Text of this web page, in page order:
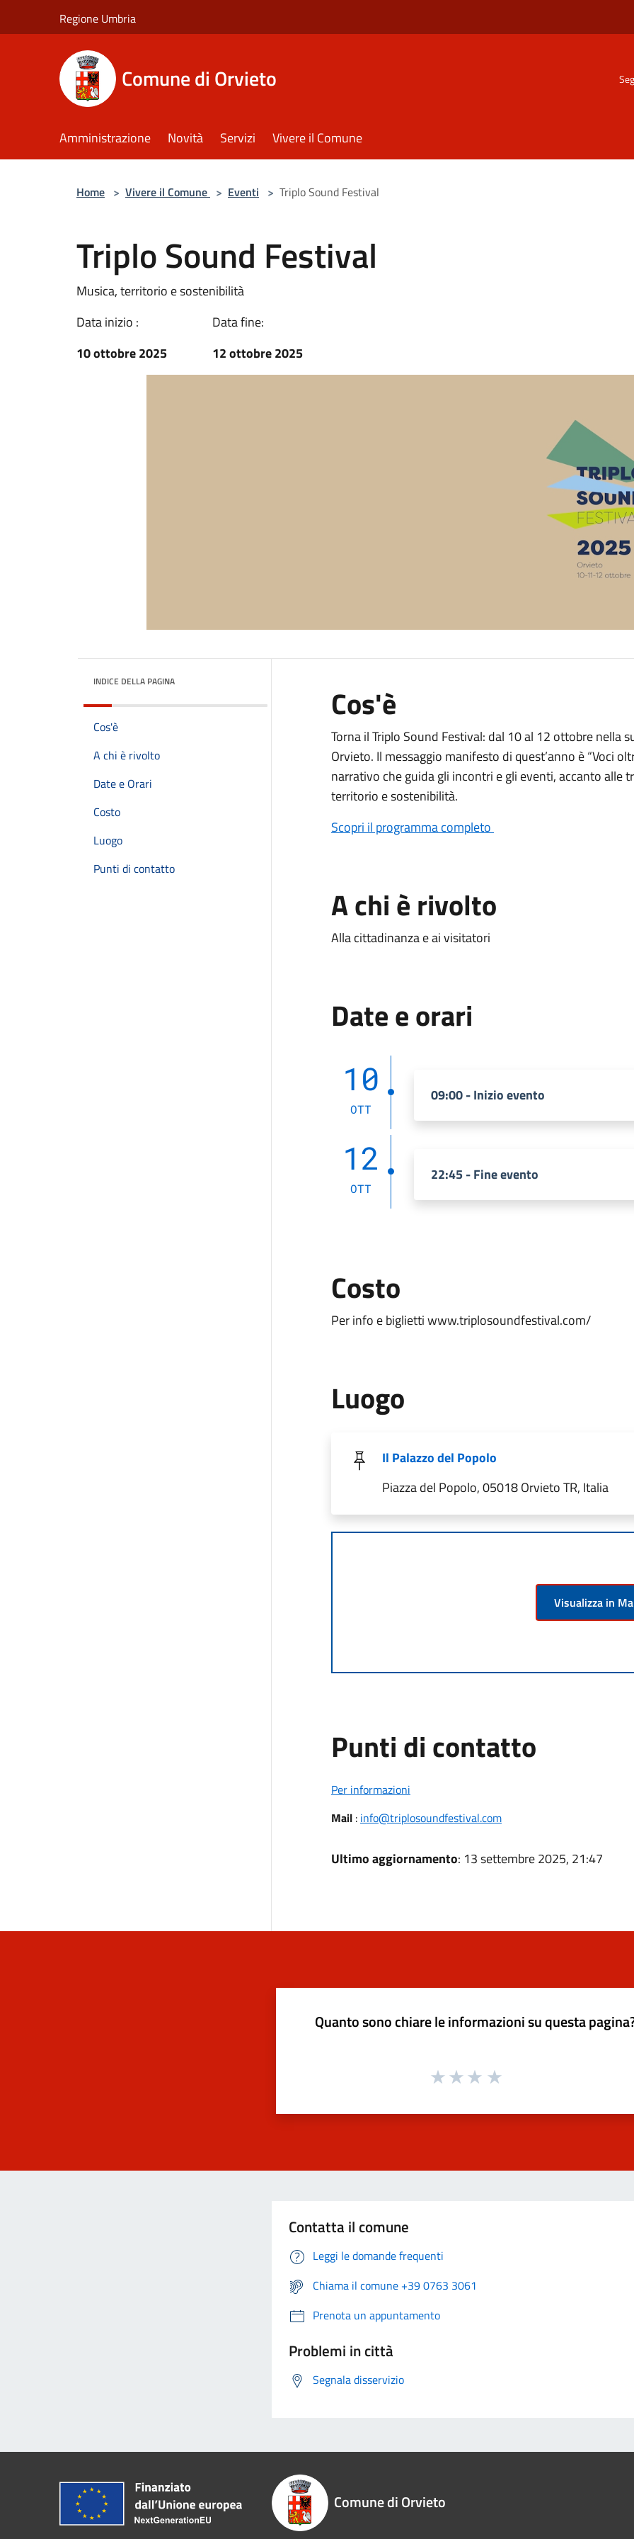
Regione Umbria
Comune di Orvieto
Amministrazione Novità Servizi Vivere il Comune
Home > Vivere il Comune > Eventi > Triplo Sound Festival
Triplo Sound Festival
Musica, territorio e sostenibilità
Data inizio :
10 ottobre 2025
Data fine:
12 ottobre 2025
INDICE DELLA PAGINA
Cos'è
A chi è rivolto
Date e Orari
Costo
Luogo
Punti di contatto
Cos'è
Torna il Triplo Sound Festival: dal 10 al 12 ottobre nella
Orvieto. Il messaggio manifesto di quest’anno è “Voci
narrativo che guida gli incontri e gli eventi, accanto alle
territorio e sostenibilità.
Scopri il programma completo
A chi è rivolto
Alla cittadinanza e ai visitatori
Date e orari
10
OTT
09:00 - Inizio evento
12
OTT
22:45 - Fine evento
Costo
Per info e biglietti www.triplosoundfestival.com/
Luogo
Il Palazzo del Popolo
Piazza del Popolo, 05018 Orvieto TR, Italia
Visualizza in
Punti di contatto
Per informazioni
Mail : info@triplosoundfestival.com
Ultimo aggiornamento: 13 settembre 2025, 21:47
Quanto sono chiare le informazioni su questa
Contatta il comune
Leggi le domande frequenti
Chiama il comune +39 0763 3061
Prenota un appuntamento
Problemi in città
Segnala disservizio
Comune di Orvieto